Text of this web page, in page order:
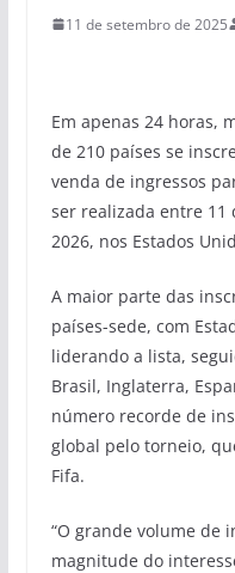
11 de setembro de 2025
Em apenas 24 horas,
de 210 países se
venda de ingressos
ser realizada entre 11
2026, nos Estados
A maior parte das
países-sede, com
liderando a lista,
Brasil, Inglaterra,
número recorde de
global pelo torneio,
Fifa.
“O grande volume de
magnitude do